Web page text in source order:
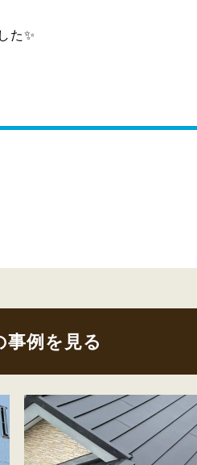
た✨
事例を見る